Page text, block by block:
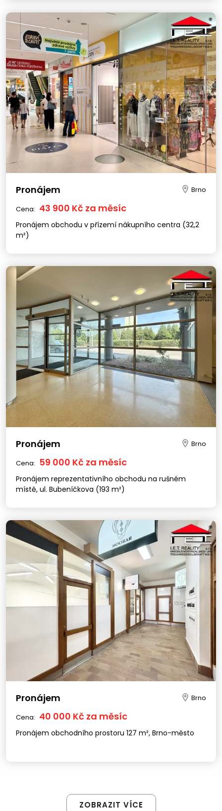
Pronájem Brno
Cena: 43 900 Kč za měsíc
Pronájem obchodu v přízemí nákupního centra (32,2
m²)
Pronájem Brno
Cena: 59 000 Kč za měsíc
Pronájem reprezentativního obchodu na rušném
místě, ul. Bubeníčkova (193 m²)
Pronájem Brno
Cena: 40 000 Kč za měsíc
Pronájem obchodního prostoru 127 m², Brno-město
ZOBRAZIT VÍCE